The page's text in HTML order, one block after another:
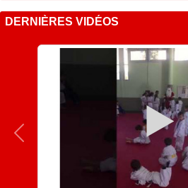
DERNIÈRES VIDÉOS
Précedent